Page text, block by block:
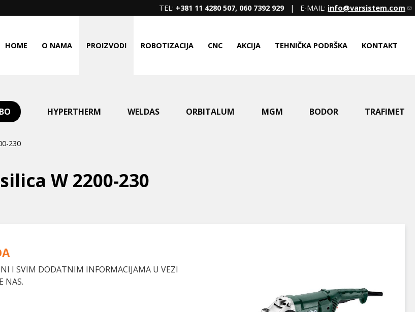
TEL: +381 11 4280 507, 060 7392 929| E-MAIL: info@varsistem.com
HOME O NAMA PROIZVODI ROBOTIZACIJA CNC AKCIJA TEHNIČKA PODRŠKA KONTAKT
HYPERTHERM WELDAS ORBITALUM MGM BODOR TRAFIMET
230
W 2200-230
I SVIM DODATNIM INFORMACIJAMA U VEZI
NAS.